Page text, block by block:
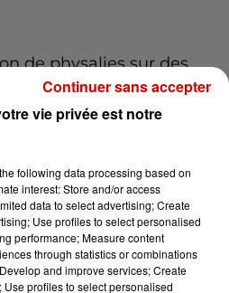
de physalies sur des
du Sud-Ouest
: affaire Manon
musée cambriolé et
en...
vie privée est notre
following data processing based on
interest: Store and/or access
data to select advertising; Create
Use profiles to select personalised
performance; Measure content
through statistics or combinations
and improve services; Create
profiles to select personalised
Continuer sans accepter